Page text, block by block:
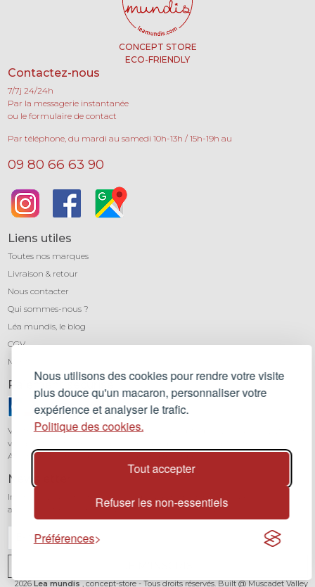
Nous utilisons des cookies pour rendre votre visite
plus douce qu'un macaron, personnaliser votre
expérience et analyser le trafic.
Politique des cookies.
Tout accepter
Refuser les non-essentiels
Préférences
CONCEPT STORE
ECO-FRIENDLY
Contactez-nous
7/7j 24/24h
Par la messagerie instantanée
ou le formulaire de contact
Par téléphone, du mardi au samedi 10h-13h / 15h-19h au
09 80 66 63 90
Liens utiles
Toutes nos marques
Livraison & retour
Nous contacter
Qui sommes-nous ?
Léa mundis, le blog
CGV
Mentions légales
Paiement sécurisé
Vos transactions sont protégées grâce au cryptage SSL. Vous pouvez régler
vos achats en toute confiance par carte bancaire (Visa, Mastercard,
American Express) avec notre partenaire Stripe.
Newsletter
Inscrivez-vous à notre newsletter pour être informé de toutes nos
actualités et recevoir 10% sur votre première commande.
2026 Lea mundis , concept-store - Tous droits réservés. Built @ Muscadet Valley